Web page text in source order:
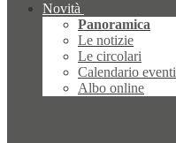
Novità
Panoramica
Le notizie
Le circolari
Calendario eventi
Albo online